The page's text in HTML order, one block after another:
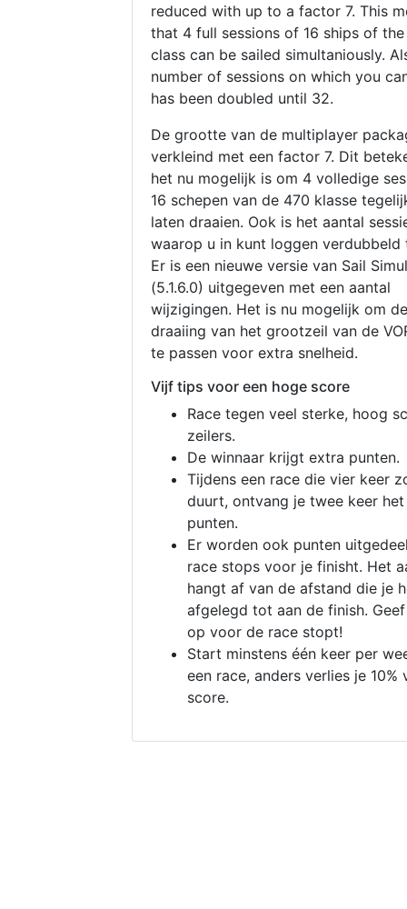
reduced with up to a factor 7. This
that 4 full sessions of 16 ships of
class can be sailed simultaniously.
number of sessions on which you
has been doubled until 32.
De grootte van de multiplayer
verkleind met een factor 7. Dit
het nu mogelijk is om 4 volledige
16 schepen van de 470 klasse
laten draaien. Ook is het aantal
waarop u in kunt loggen verdubbeld
Er is een nieuwe versie van Sail
(5.1.6.0) uitgegeven met een aantal
wijzigingen. Het is nu mogelijk om de
draaiing van het grootzeil van de
te passen voor extra snelheid.
Vijf tips voor een hoge score
Race tegen veel sterke, hoog
zeilers.
De winnaar krijgt extra punten.
Tijdens een race die vier keer
duurt, ontvang je twee keer
punten.
Er worden ook punten
race stops voor je finisht. Het
hangt af van de afstand die je
afgelegd tot aan de finish.
op voor de race stopt!
Start minstens één keer per
een race, anders verlies je 10%
score.